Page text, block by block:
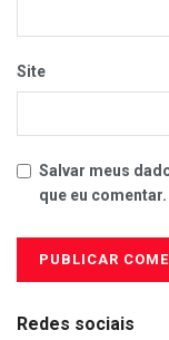
Site
Salvar meus
que eu comentar.
Redes sociais